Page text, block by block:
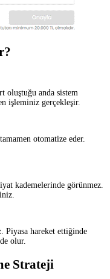
oluştuğu anda sistem
işleminiz gerçekleşir.
otomatize eder.
kademelerinde görünmez.
Piyasa hareket ettiğinde
olur.
Strateji